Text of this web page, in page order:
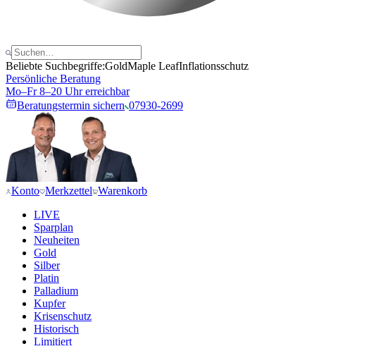
Beliebte Suchbegriffe:GoldMaple LeafInflationsschutz
Persönliche Beratung
Mo–Fr 8–20 Uhr erreichbar
Beratungstermin sichern 07930-2699
Konto Merkzettel Warenkorb
LIVE
Sparplan
Neuheiten
Gold
Silber
Platin
Palladium
Kupfer
Krisenschutz
Historisch
Limitiert